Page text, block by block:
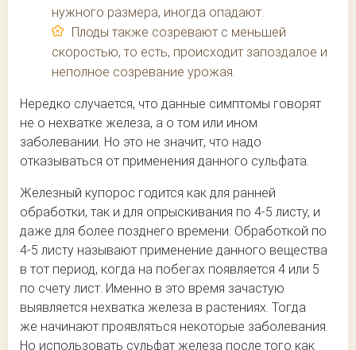
нужного размера, иногда опадают.
Плоды также созревают с меньшей
скоростью, то есть, происходит запоздалое и
неполное созревание урожая.
Нередко случается, что данные симптомы говорят
не о нехватке железа, а о том или ином
заболевании. Но это не значит, что надо
отказываться от применения данного сульфата.
Железный купорос годится как для ранней
обработки, так и для опрыскивания по 4-5 листу, и
даже для более позднего времени. Обработкой по
4-5 листу называют применение данного вещества
в тот период, когда на побегах появляется 4 или 5
по счету лист. Именно в это время зачастую
выявляется нехватка железа в растениях. Тогда
же начинают проявляться некоторые заболевания.
Но использовать сульфат железа после того как